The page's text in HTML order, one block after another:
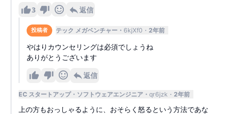
3 返信
投稿者 テック メガベンチャー 6kjXf0 2年前
やはりカウンセリングは必須でしょうね
ありがとうございます
返信
EC スタートアップ ソフトウェアエンジニア qr6jzk 2年前
上の方もおっしゃるように、おそらく怒るという方法であな